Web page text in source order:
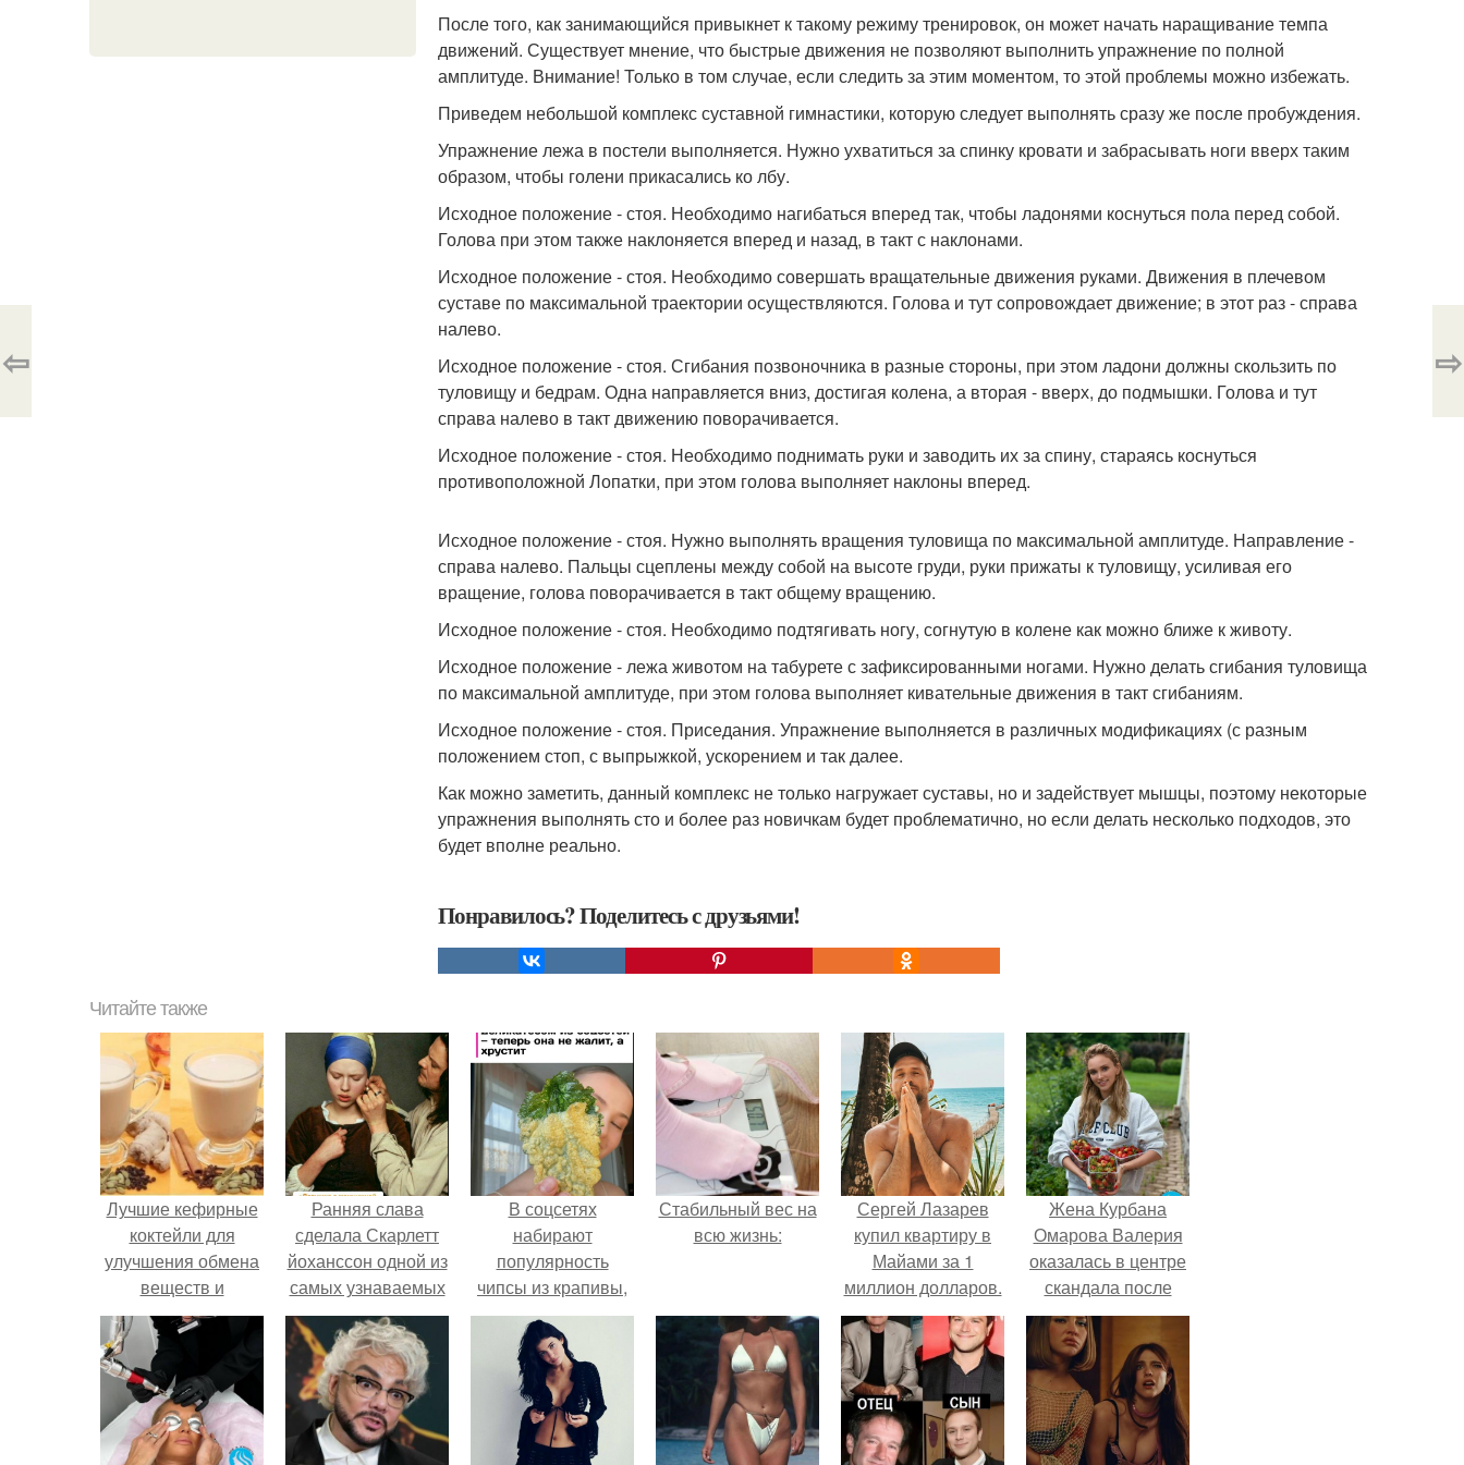
После того, как занимающийся привыкнет к такому режиму тренировок, он может начать наращивание темпа
движений. Существует мнение, что быстрые движения не позволяют выполнить упражнение по полной
амплитуде. Внимание! Только в том случае, если следить за этим моментом, то этой проблемы можно избежать.
Приведем небольшой комплекс суставной гимнастики, которую следует выполнять сразу же после пробуждения.
Упражнение лежа в постели выполняется. Нужно ухватиться за спинку кровати и забрасывать ноги вверх таким
образом, чтобы голени прикасались ко лбу.
Исходное положение - стоя. Необходимо нагибаться вперед так, чтобы ладонями коснуться пола перед собой.
Голова при этом также наклоняется вперед и назад, в такт с наклонами.
Исходное положение - стоя. Необходимо совершать вращательные движения руками. Движения в плечевом
суставе по максимальной траектории осуществляются. Голова и тут сопровождает движение; в этот раз - справа
налево.
Исходное положение - стоя. Сгибания позвоночника в разные стороны, при этом ладони должны скользить по
туловищу и бедрам. Одна направляется вниз, достигая колена, а вторая - вверх, до подмышки. Голова и тут
справа налево в такт движению поворачивается.
Исходное положение - стоя. Необходимо поднимать руки и заводить их за спину, стараясь коснуться
противоположной Лопатки, при этом голова выполняет наклоны вперед.
Исходное положение - стоя. Нужно выполнять вращения туловища по максимальной амплитуде. Направление -
справа налево. Пальцы сцеплены между собой на высоте груди, руки прижаты к туловищу, усиливая его
вращение, голова поворачивается в такт общему вращению.
Исходное положение - стоя. Необходимо подтягивать ногу, согнутую в колене как можно ближе к животу.
Исходное положение - лежа животом на табурете с зафиксированными ногами. Нужно делать сгибания туловища
по максимальной амплитуде, при этом голова выполняет кивательные движения в такт сгибаниям.
Исходное положение - стоя. Приседания. Упражнение выполняется в различных модификациях (с разным
положением стоп, с выпрыжкой, ускорением и так далее.
Как можно заметить, данный комплекс не только нагружает суставы, но и задействует мышцы, поэтому некоторые
упражнения выполнять сто и более раз новичкам будет проблематично, но если делать несколько подходов, это
будет вполне реально.
Понравилось? Поделитесь с друзьями!
⇦ ⇨
Читайте также
Лучшие кефирные
коктейли для
улучшения обмена
веществ и
укрепления
иммунитета!
Ранняя слава
сделала Скарлетт
йоханссон одной из
самых узнаваемых
актрис голливуда,
но за глянцевым
фасадом
скрывалась
огромная
неуверенность.
В соцсетях
набирают
популярность
чипсы из крапивы,
которые
пользователи в
комментариях
называют
неожиданно
вкусными.
Стабильный вес на
всю жизнь:
Сергей Лазарев
купил квартиру в
Майами за 1
миллион долларов.
Жена Курбана
Омарова Валерия
оказалась в центре
скандала после
визита блогера
Марины ильиной в
косметологическую
клинику.